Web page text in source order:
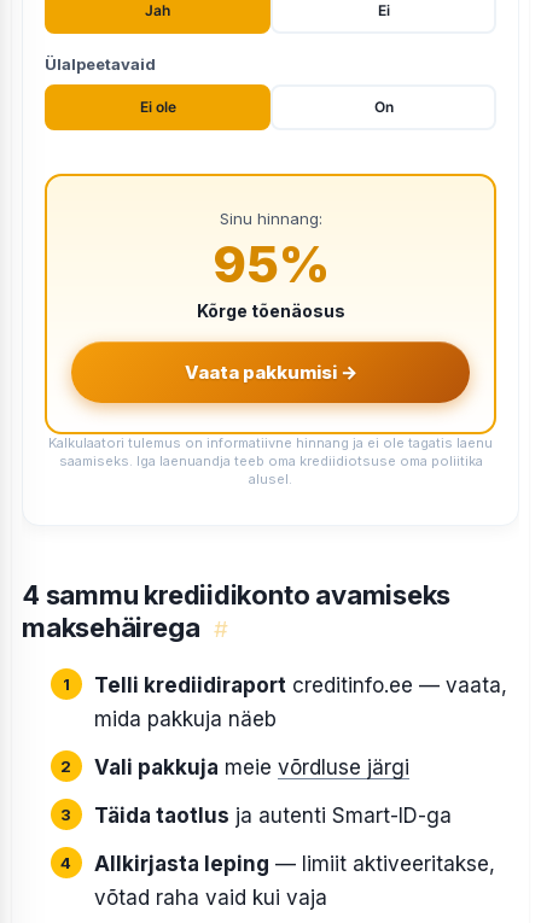
Jah Ei
Ülalpeetavaid
Ei ole On
Sinu hinnang:
95%
Kõrge tõenäosus
Vaata pakkumisi →
Kalkulaatori tulemus on informatiivne hinnang ja ei ole tagatis laenu
saamiseks. Iga laenuandja teeb oma krediidiotsuse oma poliitika
alusel.
4 sammu krediidikonto avamiseks
maksehäirega #
Telli krediidiraportcreditinfo.ee — vaata,
mida pakkuja näeb
Vali pakkuja meie võrdluse järgi
Täida taotlus ja autenti Smart-ID-ga
Allkirjasta leping — limiit aktiveeritakse,
võtad raha vaid kui vaja